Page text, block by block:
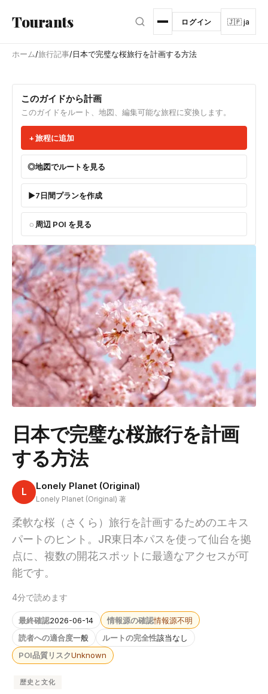
Tourants ログイン 🇯🇵 ja
ホーム/旅行記事/日本で完璧な桜旅行を計画する方法
このガイドから計画
このガイドをルート、地図、編集可能な旅程に変換します。
旅程に追加
地図でルートを見る
7日間プランを作成
周辺 POI を見る
日本で完璧な桜旅行を計画
する方法
L Lonely Planet (Original)
Lonely Planet (Original) 著
柔軟な桜（さくら）旅行を計画するためのエキス
パートのヒント。JR東日本パスを使って仙台を拠
点に、複数の開花スポットに最適なアクセスが可
能です。
4分で読めます
最終確認2026-06-14 情報源の確認情報源不明
読者への適合度一般 ルートの完全性該当なし
POI品質リスクUnknown
歴史と文化